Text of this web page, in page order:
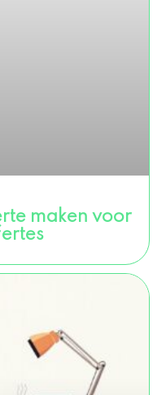
maken voor